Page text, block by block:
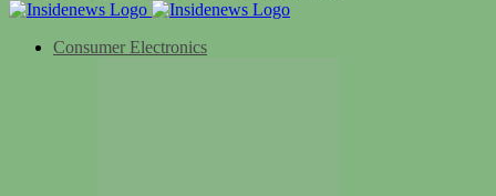
Consumer Electronics